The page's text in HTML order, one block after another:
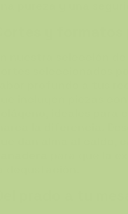
cortes seleccionados
sabor profundo a tus
que incluyen piezas
colágeno, ideales
marca la diferencia.
para que la